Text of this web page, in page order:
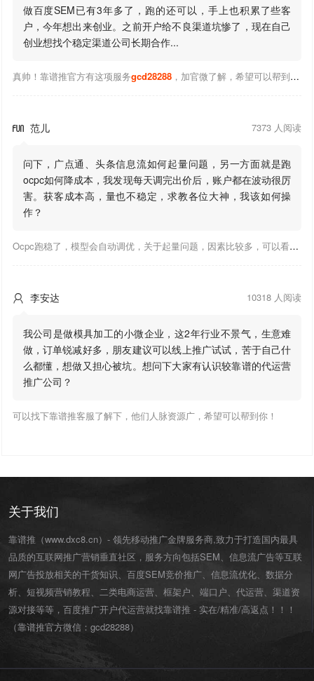
做百度SEM已有3年多了，跑的还可以，手上也积累了些客
户，今年想出来创业。之前开户给不良渠道坑惨了，现在自己
创业想找个稳定渠道公司长期合作...
真帅！靠谱推官方有这项服务gcd28288，加官微了解，希望可以帮到你！
 范儿 7373 人阅读
问下，广点通、头条信息流如何起量问题，另一方面就是跑
ocpc如何降成本，我发现每天调完出价后，账户都在波动很厉
害。获客成本高，量也不稳定，求教各位大神，我该如何操
作？
Ocpc跑稳了，模型会自动调优，关于起量问题，因素比较多，可以看下靠谱推大神出的干货文章，都是经验总结，应该可以找到对应解决。
 李安达 10318 人阅读
我公司是做模具加工的小微企业，这2年行业不景气，生意难
做，订单锐减好多，朋友建议可以线上推广试试，苦于自己什
么都懂，想做又担心被坑。想问下大家有认识较靠谱的代运营
推广公司？
可以找下靠谱推客服了解下，他们人脉资源广，希望可以帮到你！
关于我们
靠谱推（www.dxc8.cn）- 领先移动推广金牌服务商,致力于打造国内最具
品质的互联网推广营销垂直社区，服务方向包括SEM、信息流广告等互联
网广告投放相关的干货知识、百度SEM竞价推广、信息流优化、数据分
析、短视频营销教程、二类电商运营、 框架户、 端口户、 代运营、渠道资
源对接等等，百度推广开户代运营就找靠谱推 - 实在/精准/高返点！！！
（靠谱推官方微信： gcd28288）